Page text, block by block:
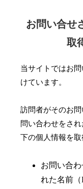
お問い合せ
取
当サイトではお
けています。
訪問者がそのお
問い合わせをさ
下の個人情報を取
お問い合
れた名前（